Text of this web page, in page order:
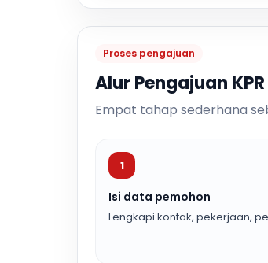
Proses pengajuan
Alur Pengajuan KPR
Empat tahap sederhana
1
Isi data pemohon
Lengkapi kontak, pekerjaan,